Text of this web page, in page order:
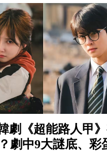
劇《超能路人甲
劇中9大謎底、彩